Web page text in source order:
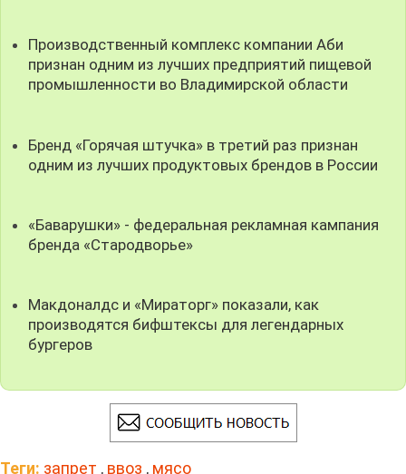
Производственный комплекс компании Аби
признан одним из лучших предприятий пищевой
промышленности во Владимирской области
Бренд «Горячая штучка» в третий раз признан
одним из лучших продуктовых брендов в России
«Баварушки» - федеральная рекламная кампания
бренда «Стародворье»
Макдоналдс и «Мираторг» показали, как
производятся бифштексы для легендарных
бургеров
Теги: запрет , ввоз , мясо